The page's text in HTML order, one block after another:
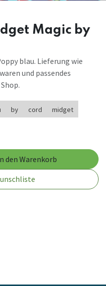
Magic by
blau. Lieferung wie
und passendes
by cord midget
den Warenkorb